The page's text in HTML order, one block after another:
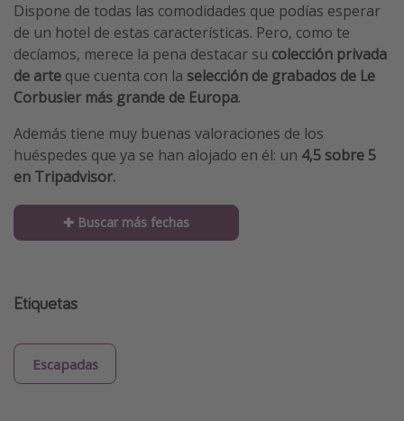
Dispone de todas las comodidades que podías esperar
de un hotel de estas características. Pero, como te
decíamos, merece la pena destacar su colección privada
de arte que cuenta con la selección de grabados de Le
Corbusier más grande de Europa.
Además tiene muy buenas valoraciones de los
huéspedes que ya se han alojado en él: un 4,5 sobre 5
en Tripadvisor.
✚ Buscar más fechas
Etiquetas
Escapadas